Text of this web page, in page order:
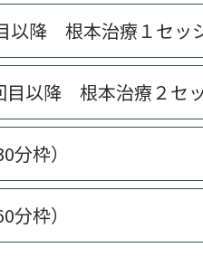
以降 根本治療１セッ
以降 根本治療２セッ
分枠）
分枠）